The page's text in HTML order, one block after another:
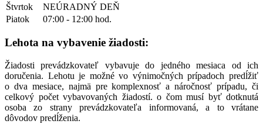
Štvrtok
NEÚRADNÝ DEŇ
Piatok
07:00 - 12:00 hod.
Lehota na vybavenie žiadosti:
Žiadosti prevádzkovateľ vybavuje do jedného mesiaca od ich
doručenia. Lehotu je možné vo výnimočných prípadoch predĺžiť
o dva mesiace, najmä pre komplexnosť a náročnosť prípadu, či
celkový počet vybavovaných žiadostí. o čom musí byť dotknutá
osoba zo strany prevádzkovateľa informovaná, a to vrátane
dôvodov predĺženia.